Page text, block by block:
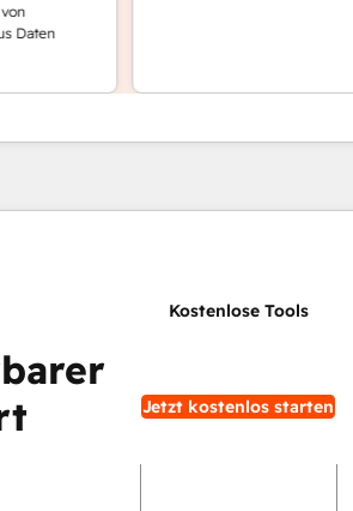
Jetzt kostenlos starten